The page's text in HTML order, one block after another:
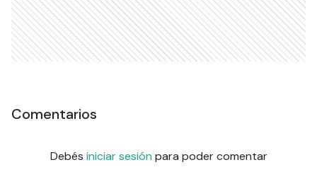
Comentarios
Debés iniciar sesión para poder comentar